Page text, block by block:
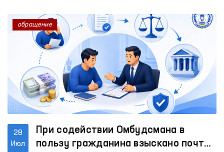
28
Июл
При содействии Омбудсмана в
пользу гражданина взыскано почти
обращение